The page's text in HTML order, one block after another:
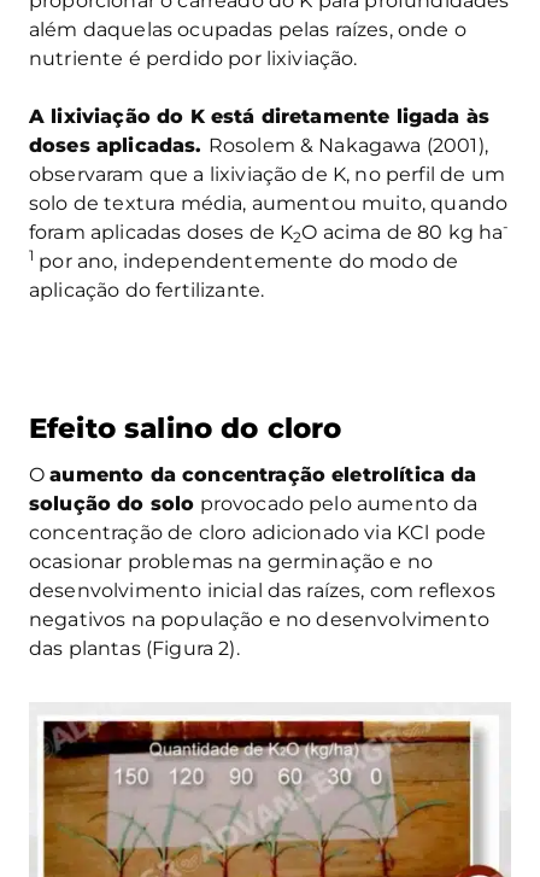
além daquelas ocupadas pelas raízes, onde o
nutriente é perdido por lixiviação.
A lixiviação do K está diretamente ligada às
doses aplicadas. Rosolem & Nakagawa (2001),
observaram que a lixiviação de K, no perfil de um
solo de textura média, aumentou muito, quando
foram aplicadas doses de K2O acima de 80 kg ha-
1 por ano, independentemente do modo de
aplicação do fertilizante.
Efeito salino do cloro
Oaumento da concentração eletrolítica da
solução do solo provocado pelo aumento da
concentração de cloro adicionado via KCl pode
ocasionar problemas na germinação e no
desenvolvimento inicial das raízes, com reflexos
negativos na população e no desenvolvimento
das plantas (Figura 2).